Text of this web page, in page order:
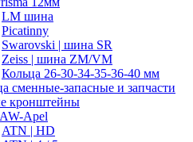
LM шина
Picatinny
Swarovski | шина SR
Zeiss | шина ZM/VM
Кольца 26-30-34-35-36-40 мм
сменные-запасные и запчасти
кронштейны
Apel
ATN | HD